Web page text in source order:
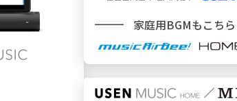
今流れている曲（NOW
家庭用BGMもこちら